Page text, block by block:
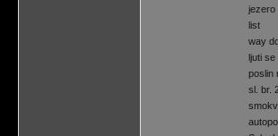
jezero
list
way
ljuti se
poslin
sl. br.